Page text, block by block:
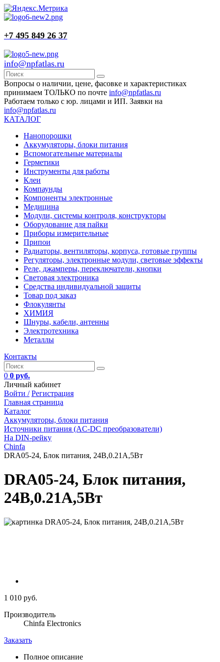
+7 495 849 26 37
info@npfatlas.ru
Вопросы о наличии, цене, фасовке и характеристиках
принимаем ТОЛЬКО по почте info@npfatlas.ru
Работаем только с юр. лицами и ИП. Заявки на
info@npfatlas.ru
КАТАЛОГ
Нанопорошки
Аккумуляторы, блоки питания
Вспомогательные материалы
Герметики
Инструменты для работы
Клеи
Компаунды
Компоненты электронные
Медицина
Модули, системы контроля, конструкторы
Оборудование для пайки
Приборы измерительные
Припои
Радиаторы, вентиляторы, корпуса, готовые группы
Регуляторы, электронные модули, световые эффекты
Реле, джамперы, переключатели, кнопки
Световая электроника
Средства индивидуальной защиты
Товар под заказ
Флокулянты
ХИМИЯ
Шнуры, кабели, антенны
Электротехника
Металлы
Контакты
0 0 руб.
Личный кабинет
Войти / Регистрация
Главная страница
Каталог
Аккумуляторы, блоки питания
Источники питания (AC-DC преобразователи)
На DIN-рейку
Chinfa
DRA05-24, Блок питания, 24В,0.21А,5Вт
DRA05-24, Блок питания,
24В,0.21А,5Вт
1 010 руб.
Производитель
Chinfa Electronics
Заказать
Полное описание